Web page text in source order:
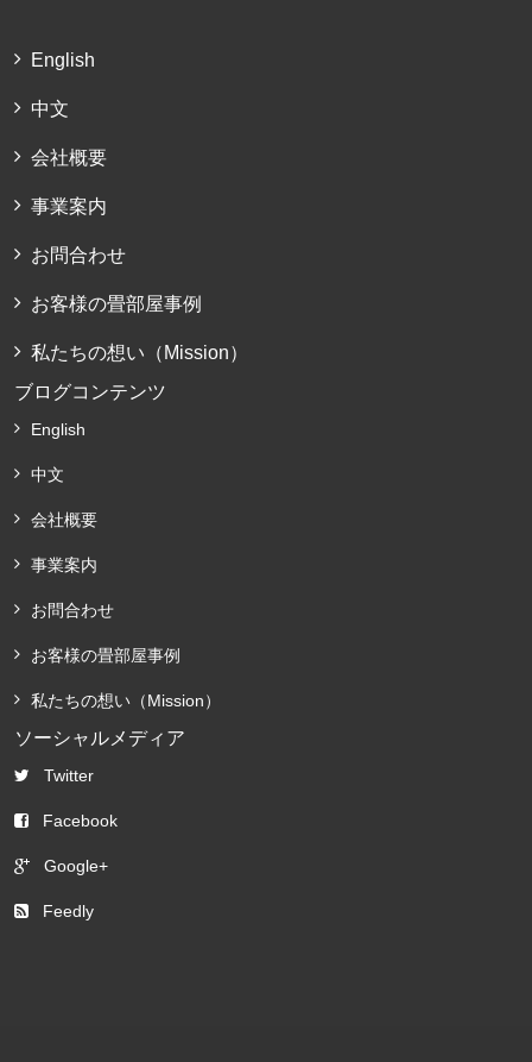
English
中文
会社概要
事業案内
お問合わせ
お客様の畳部屋事例
私たちの想い（Mission）
ブログコンテンツ
English
中文
会社概要
事業案内
お問合わせ
お客様の畳部屋事例
私たちの想い（Mission）
ソーシャルメディア
Twitter
Facebook
Google+
Feedly